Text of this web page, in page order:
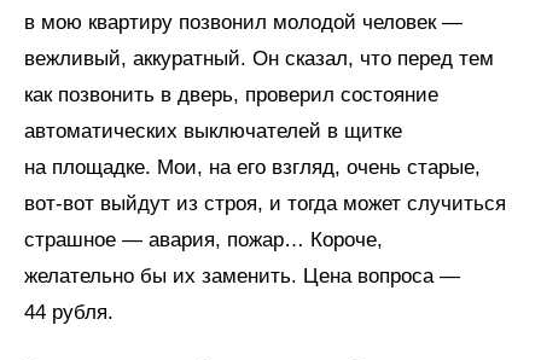
в мою квартиру позвонил молодой человек —
вежливый, аккуратный. Он сказал, что перед тем
как позвонить в дверь, проверил состояние
автоматических выключателей в щитке
на площадке. Мои, на его взгляд, очень старые,
вот-вот выйдут из строя, и тогда может случиться
страшное — авария, пожар… Короче,
желательно бы их заменить. Цена вопроса —
44 рубля.